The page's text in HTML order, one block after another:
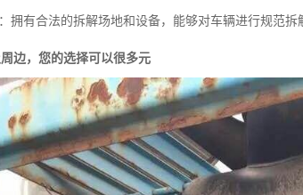
：拥有合法的拆解场地和设备，能够对车辆进行规范拆
边，您的选择可以很多元